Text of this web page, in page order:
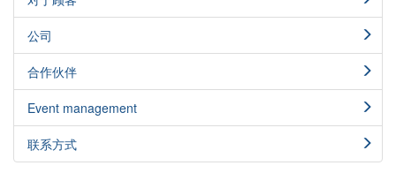
公司
合作伙伴
Event management
联系方式